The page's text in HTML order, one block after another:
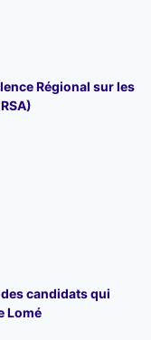
Régional sur les
candidats qui
Lomé